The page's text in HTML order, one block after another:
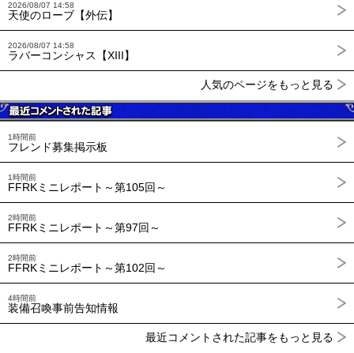
2026/08/07 14:58
天使のローブ【外伝】
2026/08/07 14:58
ラバーコンシャス【XIII】
人気のページをもっと見る
1時間前
フレンド募集掲示板
1時間前
FFRKミニレポート～第105回～
2時間前
FFRKミニレポート～第97回～
2時間前
FFRKミニレポート～第102回～
4時間前
装備召喚事前告知情報
最近コメントされた記事をもっと見る